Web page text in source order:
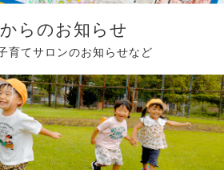
らのお知らせ
育てサロンのお知らせなど